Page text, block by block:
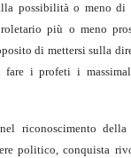
possibilità o meno di
più o meno
di mettersi sulla
fare i profeti i
riconoscimento della
politico, conquista